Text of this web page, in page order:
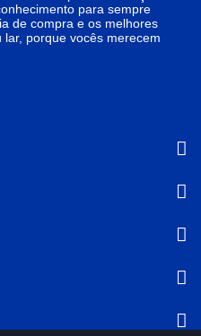
para sempre
de compra e os melhores
porque vocês merecem